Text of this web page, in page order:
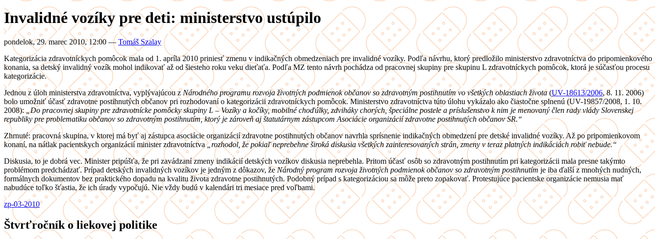
Invalidné vozíky pre deti: ministerstvo ustúpilo
pondelok, 29. marec 2010, 12:00 — Tomáš Szalay
Kategorizácia zdravotníckych pomôcok mala od 1. apríla 2010 priniesť zmenu v indikačných obmedzeniach pre invalidné vozíky. Podľa návrhu, ktorý predložilo ministerstvo zdravotníctva do pripomienkového
konania, sa detský invalidný vozík mohol indikovať až od šiesteho roku veku dieťaťa. Podľa MZ tento návrh pochádza od pracovnej skupiny pre skupinu L zdravotníckych pomôcok, ktorá je súčasťou procesu
kategorizácie.
Jednou z úloh ministerstva zdravotníctva, vyplývajúcou zNárodného programu rozvoja životných podmienok občanov so zdravotným postihnutím vo všetkých oblastiach života(UV-18613/2006, 8. 11. 2006)
bolo umožniť účasť zdravotne postihnutých občanov pri rozhodovaní o kategorizácii zdravotníckych pomôcok. Ministerstvo zdravotníctva túto úlohu vykázalo ako čiastočne splnenú (UV-19857/2008, 1. 10.
2008):„Do pracovnej skupiny pre zdravotnícke pomôcky skupiny L – Vozíky a kočíky, mobilné choďúlky, zdviháky chorých, špeciálne postele a príslušenstvo k nim je menovaný člen rady vlády Slovenskej
republiky pre problematiku občanov so zdravotným postihnutím, ktorý je zároveň aj štatutárnym zástupcom Asociácie organizácií zdravotne postihnutých občanov SR.“
Zhrnuté: pracovná skupina, v ktorej má byť aj zástupca asociácie organizácií zdravotne postihnutých občanov navrhla sprísnenie indikačných obmedzení pre detské invalidné vozíky. Až po pripomienkovom
konaní, na nátlak pacientskych organizácií minister zdravotníctva„rozhodol, že pokiaľ neprebehne široká diskusia všetkých zainteresovaných strán, zmeny v teraz platných indikáciách robiť nebude.“
Diskusia, to je dobrá vec. Minister pripúšťa, že pri zavádzaní zmeny indikácií detských vozíkov diskusia neprebehla. Pritom účasť osôb so zdravotným postihnutím pri kategorizácii mala presne takýmto
problémom predchádzať. Prípad detských invalidných vozíkov je jedným z dôkazov, žeNárodný program rozvoja životných podmienok občanov so zdravotným postihnutím je iba ďalší z mnohých nudných,
formálnych dokumentov bez praktického dopadu na kvalitu života zdravotne postihnutých. Podobný prípad s kategorizáciou sa môže preto zopakovať. Protestujúce pacientske organizácie nemusia mať
nabudúce toľko šťastia, že ich úrady vypočujú. Nie vždy budú v kalendári tri mesiace pred voľbami.
zp-03-2010
Štvrťročník o liekovej politike